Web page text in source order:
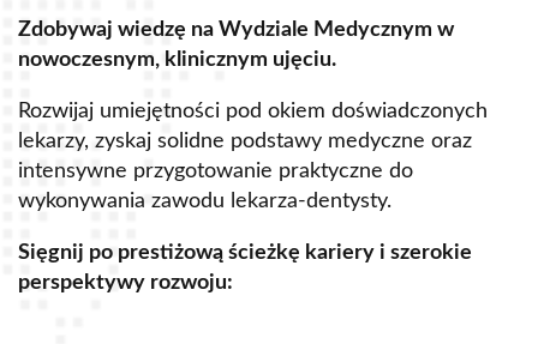
Zdobywaj wiedzę na Wydziale Medycznym w
nowoczesnym, klinicznym ujęciu.
Rozwijaj umiejętności pod okiem doświadczonych
lekarzy, zyskaj solidne podstawy medyczne oraz
intensywne przygotowanie praktyczne do
wykonywania zawodu lekarza-dentysty.
Sięgnij po prestiżową ścieżkę kariery i szerokie
perspektywy rozwoju: